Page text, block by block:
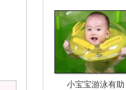
小宝宝游泳有助